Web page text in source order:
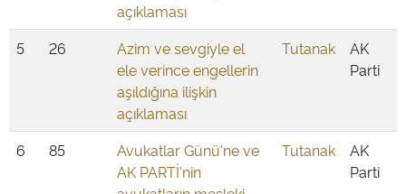
açıklaması
5 26
Azim ve sevgiyle el
ele verince engellerin
aşıldığına ilişkin
açıklaması
Tutanak
AK
Parti
6 85
Avukatlar Günü'ne ve
AK PARTİ'nin
Tutanak
AK
Parti